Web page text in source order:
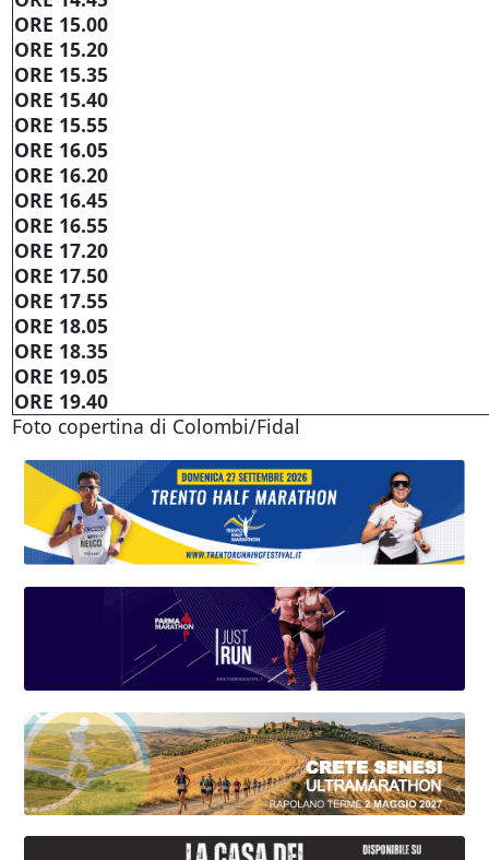
ORE 15.00
ORE 15.20
ORE 15.35
ORE 15.40
ORE 15.55
ORE 16.05
ORE 16.20
ORE 16.45
ORE 16.55
ORE 17.20
ORE 17.50
ORE 17.55
ORE 18.05
ORE 18.35
ORE 19.05
ORE 19.40
Foto copertina di Colombi/Fidal